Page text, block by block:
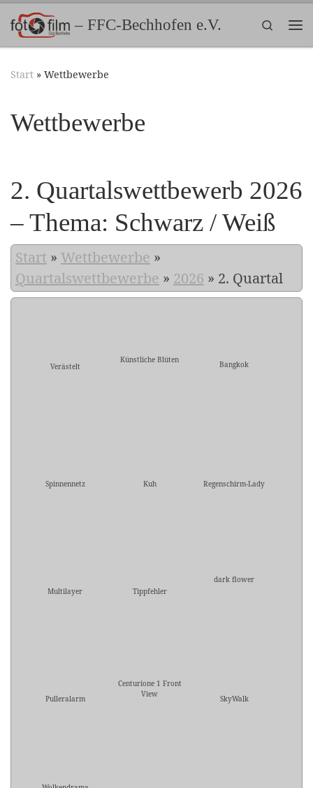
Zum Inhalt springen– FFC-Bechhofen e.V.
Search
Start » Wettbewerbe
Wettbewerbe
2. Quartalswettbewerb 2026
– Thema: Schwarz / Weiß
Start » Wettbewerbe »
Quartalswettbewerbe » 2026 » 2. Quartal
Verästelt
Künstliche Blüten Bangkok
Spinnennetz Kuh Regenschirm-Lady
Multilayer Tippfehler
dark flower
Pulleralarm
Centurione 1 Front
View
SkyWalk